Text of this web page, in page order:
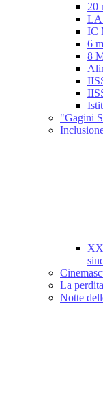
20
LA
IC
6
8
"Gagini
La
Notte